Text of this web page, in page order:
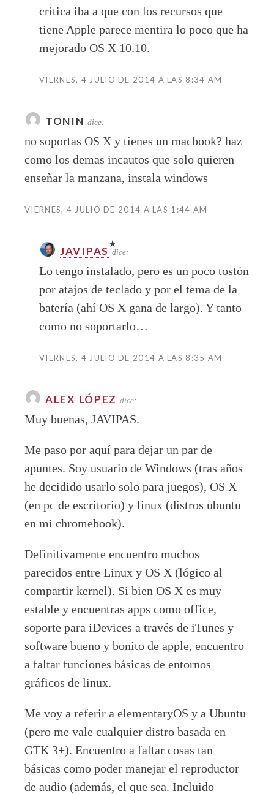
crítica iba a que con los recursos que
tiene Apple parece mentira lo poco que ha
mejorado OS X 10.10.
VIERNES, 4 JULIO DE 2014 A LAS 8:34 AM
TONIN dice:
no soportas OS X y tienes un macbook? haz
como los demas incautos que solo quieren
enseñar la manzana, instala windows
VIERNES, 4 JULIO DE 2014 A LAS 1:44 AM
JAVIPAS dice:
Lo tengo instalado, pero es un poco tostón
por atajos de teclado y por el tema de la
batería (ahí OS X gana de largo). Y tanto
como no soportarlo…
VIERNES, 4 JULIO DE 2014 A LAS 8:35 AM
ALEX LÓPEZ dice:
Muy buenas, JAVIPAS.
Me paso por aquí para dejar un par de
apuntes. Soy usuario de Windows (tras años
he decidido usarlo solo para juegos), OS X
(en pc de escritorio) y linux (distros ubuntu
en mi chromebook).
Definitivamente encuentro muchos
parecidos entre Linux y OS X (lógico al
compartir kernel). Si bien OS X es muy
estable y encuentras apps como office,
soporte para iDevices a través de iTunes y
software bueno y bonito de apple, encuentro
a faltar funciones básicas de entornos
gráficos de linux.
Me voy a referir a elementaryOS y a Ubuntu
(pero me vale cualquier distro basada en
GTK 3+). Encuentro a faltar cosas tan
básicas como poder manejar el reproductor
de audio (además, el que sea. Incluido